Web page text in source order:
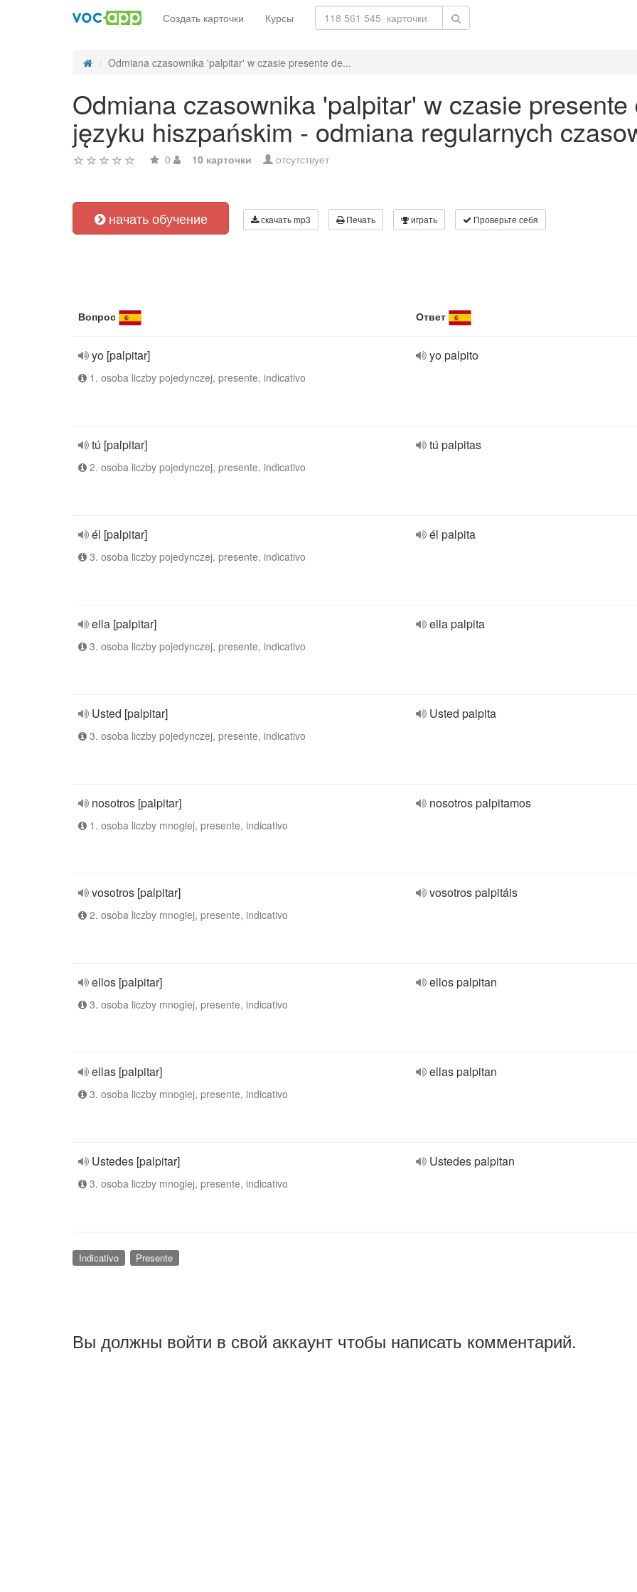
Создать карточки Курсы
Odmiana czasownika 'palpitar' w czasie presente de...
Odmiana czasownika 'palpitar' w czasie
języku hiszpańskim - odmiana regularnych
0 10 карточки отсутствует
начать обучение скачать mp3 Печать играть Проверьте себя
Вопрос Ответ
yo [palpitar]
1. osoba liczby pojedynczej, presente, indicativo
yo palpito
tú [palpitar]
2. osoba liczby pojedynczej, presente, indicativo
tú palpitas
él [palpitar]
3. osoba liczby pojedynczej, presente, indicativo
él palpita
ella [palpitar]
3. osoba liczby pojedynczej, presente, indicativo
ella palpita
Usted [palpitar]
3. osoba liczby pojedynczej, presente, indicativo
Usted palpita
nosotros [palpitar]
1. osoba liczby mnogiej, presente, indicativo
nosotros palpitamos
vosotros [palpitar]
2. osoba liczby mnogiej, presente, indicativo
vosotros palpitáis
ellos [palpitar]
3. osoba liczby mnogiej, presente, indicativo
ellos palpitan
ellas [palpitar]
3. osoba liczby mnogiej, presente, indicativo
ellas palpitan
Ustedes [palpitar]
3. osoba liczby mnogiej, presente, indicativo
Ustedes palpitan
Indicativo Presente
Вы должны войти в свой аккаунт чтобы написать комментарий.